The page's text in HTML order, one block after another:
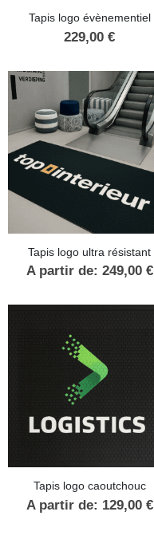
Tapis logo évènementiel
229,00 €
Tapis logo ultra résistant
A partir de: 249,00 €
Tapis logo caoutchouc
A partir de: 129,00 €